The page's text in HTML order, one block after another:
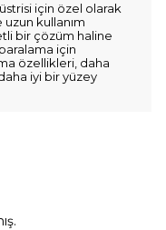
için özel olarak
kullanım
bir çözüm haline
için
özellikleri, daha
iyi bir yüzey